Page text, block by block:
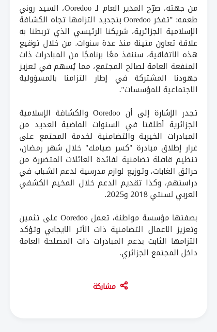
من جهته، صرّح المدير العام لـ Ooredoo، السيد روني
طعمه: "تفخر Ooredoo بتجديد التزامها تجاه الكشافة
الإسلامية الجزائرية، شريكنا الرئيسي الذي تربطنا به
علاقة تعاون متينة منذ عدة سنوات. من خلال توقيع
هذه الاتفاقية، سننفذ معًا برنامجًا من المبادرات ذات
المنفعة العامة لصالح المجتمع، مما يُسهم في تعزيز
جهودنا المشتركة في إطار التزامنا بالمسؤولية
الاجتماعية للمؤسسات".
تجدر الإشارة إلى أن Ooredoo والكشافة الإسلامية
الجزائرية أطلقتا في السنوات الماضية العديد من
المبادرات الخيرية والتضامنية لخدمة المجتمع على
غرار إطلاق مبادرة "كسر صيامك" خلال شهر رمضان،
تنظيم قافلة تضامنية لفائدة العائلات المتضررة من
حرائق الغابات، وتوزيع لوازم مدرسية لدعم الشباب في
دراستهم، وكذا تقديم الدعم خلال المخيم الكشفي
العربي لسنتي 2018 و2025.
بصفتها مؤسسة مواطنة، تعمل Ooredoo على تثمين
وتعزيز الاعمال التضامنية ذات الأثر الايجابي وتؤكد
التزامها الثابت بدعم المبادرات ذات المصلحة العامة
داخل المجتمع الجزائري.
مشاركة